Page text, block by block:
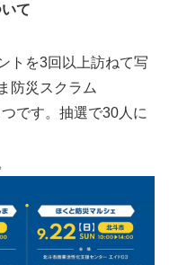
て
トを3回以上訪ねて写
防災スクラム
です。抽選で30人に